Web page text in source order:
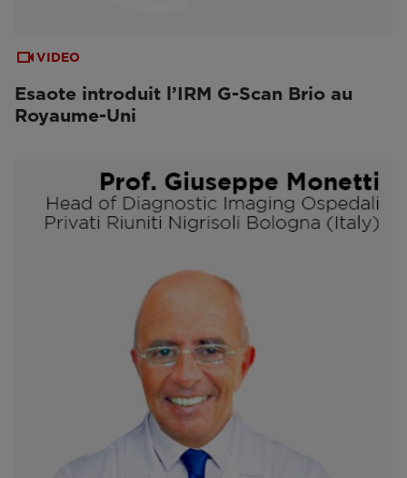
VIDEO
Esaote introduit l’IRM G-Scan Brio au
Royaume-Uni